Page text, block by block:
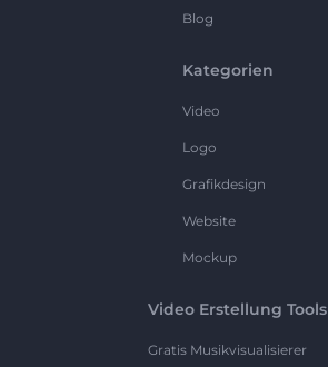
Blog
Kategorien
Video
Logo
Grafikdesign
Website
Mockup
Video Erstellung Tools
Gratis Musikvisualisierer